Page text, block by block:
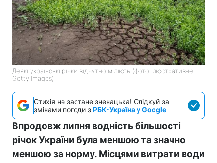
Деякі українські річки відчутно міліють (фото ілюстративне:
Getty Images)
Стихія не застане зненацька! Слідкуй за
змінами погоди з РБК-Україна у Google
Впродовж липня водність більшості
річок України була меншою та значно
меншою за норму. Місцями витрати води